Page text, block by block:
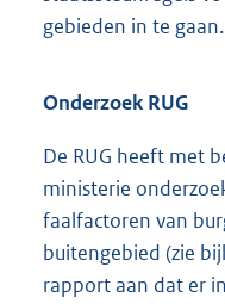
gebieden in te gaan.
Onderzoek RUG
De RUG heeft met
ministerie
faalfactoren van
buitengebied (zie
rapport aan dat er